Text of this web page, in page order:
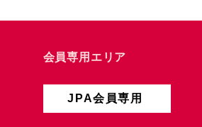
会員専用エリア
JPA会員専用